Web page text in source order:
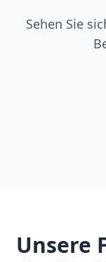
Sehen Sie
Unsere